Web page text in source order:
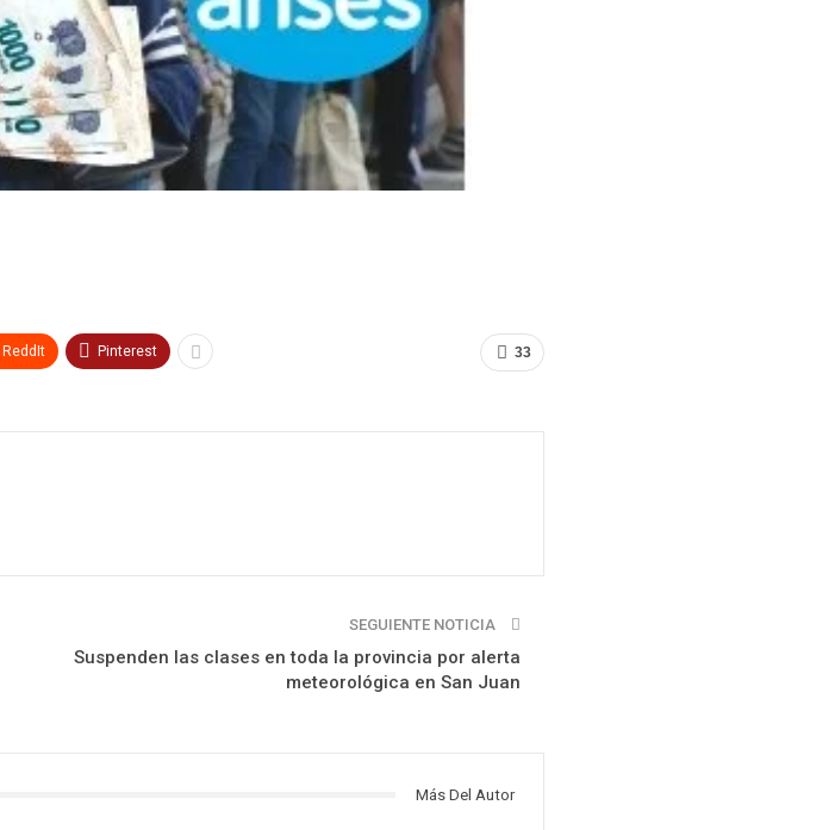
33
ReddIt Pinterest
SEGUIENTE NOTICIA
Suspenden las clases en toda la provincia por alerta
meteorológica en San Juan
Más Del Autor